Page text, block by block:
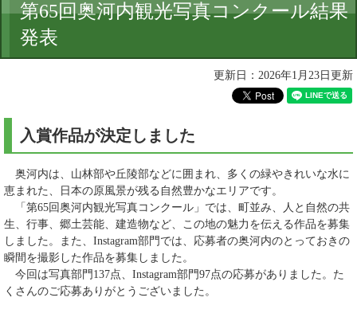
文
第65回奥河内観光写真コンクール結果
発表
更新日：2026年1月23日更新
入賞作品が決定しました
奥河内は、山林部や丘陵部などに囲まれ、多くの緑やきれいな水に
恵まれた、日本の原風景が残る自然豊かなエリアです。
「第65回奥河内観光写真コンクール」では、町並み、人と自然の共
生、行事、郷土芸能、建造物など、この地の魅力を伝える作品を募集
しました。また、Instagram部門では、応募者の奥河内のとっておきの
瞬間を撮影した作品を募集しました。
今回は写真部門137点、Instagram部門97点の応募がありました。た
くさんのご応募ありがとうございました。